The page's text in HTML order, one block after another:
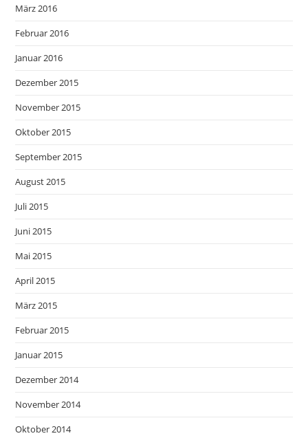
März 2016
Februar 2016
Januar 2016
Dezember 2015
November 2015
Oktober 2015
September 2015
August 2015
Juli 2015
Juni 2015
Mai 2015
April 2015
März 2015
Februar 2015
Januar 2015
Dezember 2014
November 2014
Oktober 2014